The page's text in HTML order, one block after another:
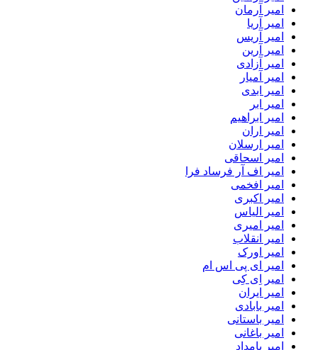
امیر آرمان
امیر آریا
امیر آریس
امیر آرین
امیر آزادی
امیر آمیار
امیر ابدی
امیر ابر
امیر ابراهیم
امیر اران
امیر ارسلان
امیر اسحاقی
امیر اف آر فرساد فرا
امیر افخمی
امیر اکبری
امیر الیاس
امیر امیری
امیر انقلاب
امیر اورک
امیر ای پی اس ام
امیر اِی کِی
امیر ایران
امیر بابادی
امیر باستانی
امیر باغانی
امیر بامداد